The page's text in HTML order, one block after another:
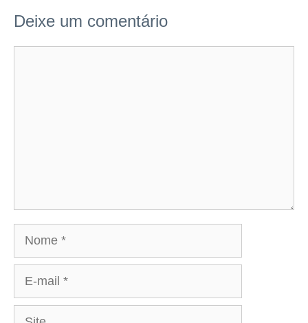
Deixe um comentário
Nome
mail
Site